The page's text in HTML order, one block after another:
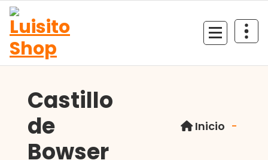
Saltar
contenido
Castillo
de
Bowser
Inicio -